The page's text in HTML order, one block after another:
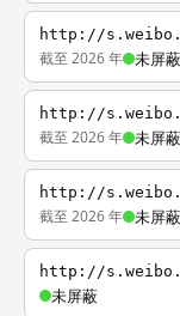
http://
截至 2026 年 未屏蔽
http://
截至 2026 年 未屏蔽
http://
截至 2026 年 未屏蔽
http://
未屏蔽